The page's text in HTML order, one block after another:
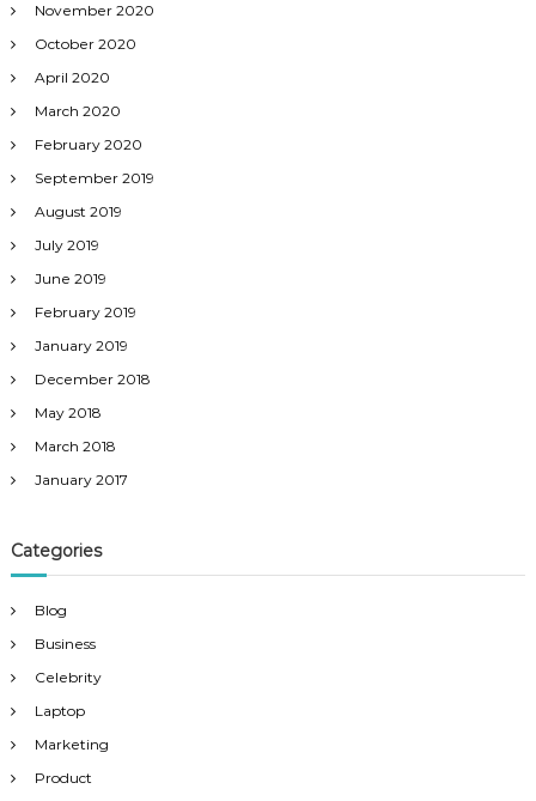
November 2020
October 2020
April 2020
March 2020
February 2020
September 2019
August 2019
July 2019
June 2019
February 2019
January 2019
December 2018
May 2018
March 2018
January 2017
Categories
Blog
Business
Celebrity
Laptop
Marketing
Product